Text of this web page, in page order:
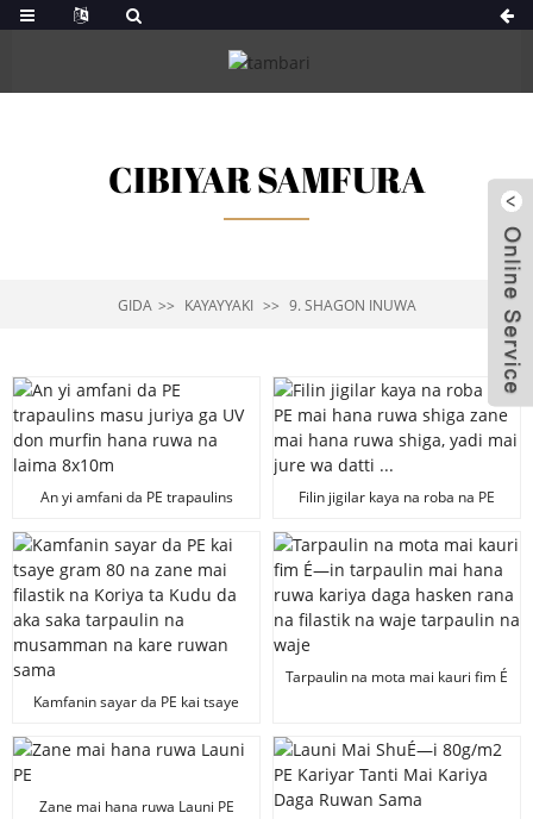
CIBIYAR SAMFURA
GIDA KAYAYYAKI 9. SHAGON INUWA
An yi amfani da PE trapaulins
hana ruwa na laima 8x10m
Filin jigilar kaya na roba na PE
hana ruwa shiga, yadi mai jure
wa datti ...
Kamfanin sayar da PE kai tsaye
Koriya ta Kudu da aka saka
tarpaulin na musamman na kare
Tarpaulin na mota mai kauri fim É
filastik na waje tarpaulin na waje
Zane mai hana ruwa Launi PE